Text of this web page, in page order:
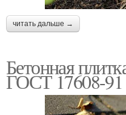
читать дальше →
Бетонная
ГОСТ 17608-91